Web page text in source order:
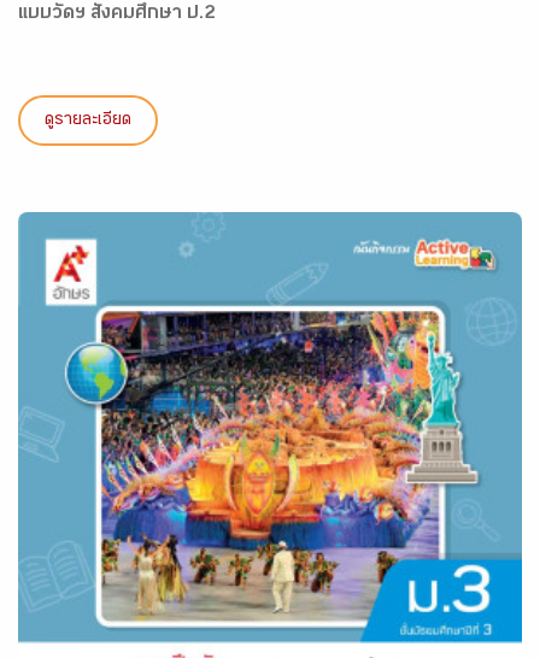
แบบวัดฯ สังคมศึกษา ป.2
ดูรายละเอียด